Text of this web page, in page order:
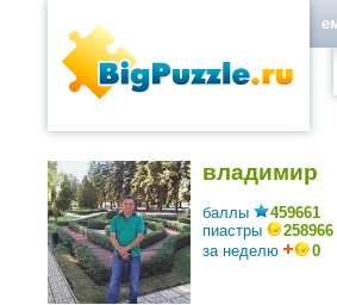
владимир
баллы
459661
пиастры
258966
за неделю
0